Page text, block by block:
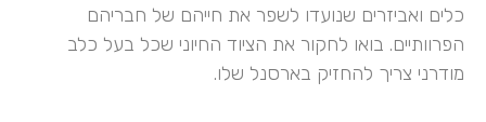
כלים ואביזרים שנועדו לשפר את חייהם של חבריהם
הפרוותיים. בואו לחקור את הציוד החיוני שכל בעל כלב
מודרני צריך להחזיק בארסנל שלו.